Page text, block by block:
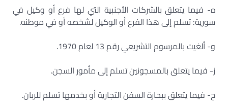
‌ه- فيما يتعلق بالشركات الأجنبية التي لها فرع أو وكيل في
سورية: تسلم إلى هذا الفرع أو الوكيل لشخصه أو في موطنه.
‌و- ألغيت بالمرسوم التشريعي رقم 13 لعام 1970.
‌ز- فيما يتعلق بالمسجونين تسلم إلى مأمور السجن.
‌ح- فيما يتعلق ببحارة السفن التجارية أو بخدمها تسلم للربان.